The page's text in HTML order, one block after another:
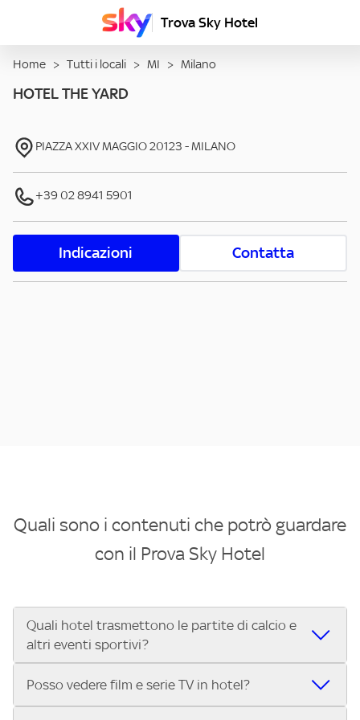
Trova Sky Hotel
Home > Tutti i locali > MI > Milano
HOTEL THE YARD
PIAZZA XXIV MAGGIO20123 -MILANO
+39 02 8941 5901
Indicazioni Contatta
Quali sono i contenuti che potrò guardare
con il Prova Sky Hotel
Quali hotel trasmettono le partite di calcio e
altri eventi sportivi?
Se cerchi un hotel dove poter vedere le partite di Serie A,
Posso vedere film e serie TV in hotel?